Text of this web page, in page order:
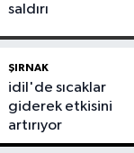
saldırı
ŞIRNAK
idil'de sıcaklar
giderek etkisini
artırıyor